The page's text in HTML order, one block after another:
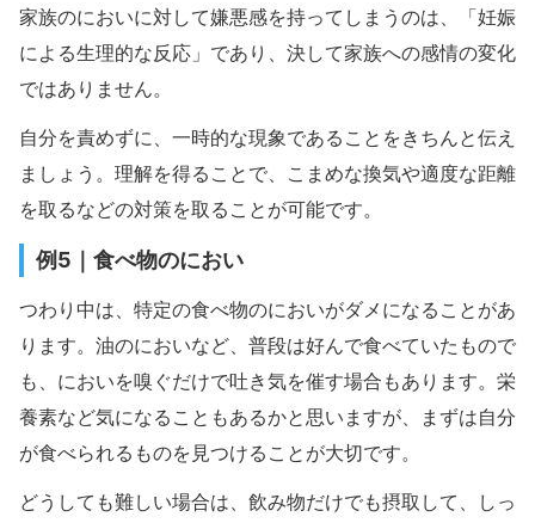
家族のにおいに対して嫌悪感を持ってしまうのは、「妊娠
による生理的な反応」であり、決して家族への感情の変化
ではありません。
自分を責めずに、一時的な現象であることをきちんと伝え
ましょう。理解を得ることで、こまめな換気や適度な距離
を取るなどの対策を取ることが可能です。
例5｜食べ物のにおい
つわり中は、特定の食べ物のにおいがダメになることがあ
ります。油のにおいなど、普段は好んで食べていたもので
も、においを嗅ぐだけで吐き気を催す場合もあります。栄
養素など気になることもあるかと思いますが、まずは自分
が食べられるものを見つけることが大切です。
どうしても難しい場合は、飲み物だけでも摂取して、しっ